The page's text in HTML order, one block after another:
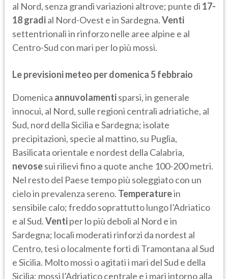
al Nord, senza grandi variazioni altrove; punte di 17-
18 gradial Nord-Ovest e in Sardegna.Venti
settentrionali in rinforzo nelle aree alpine e al
Centro-Sud con mari per lo più mossi.
Le previsioni meteo per domenica 5 febbraio
Domenica annuvolamentisparsi, in generale
innocui, al Nord, sulle regioni centrali adriatiche, al
Sud, nord della Sicilia e Sardegna; isolate
precipitazioni, specie al mattino, su Puglia,
Basilicata orientale e nordest della Calabria,
nevosesui rilievi fino a quote anche 100-200 metri.
Nel resto del Paese tempo più soleggiato con un
cielo in prevalenza sereno. Temperaturein
sensibile calo; freddo soprattutto lungo l’Adriatico
e al Sud.Ventiper lo più deboli al Nord e in
Sardegna; locali moderati rinforzi da nordest al
Centro, tesi o localmente forti di Tramontana al Sud
e Sicilia. Molto mossi o agitati i mari del Sud e della
Sicilia; mossi l’Adriatico centrale e i mari intorno alla